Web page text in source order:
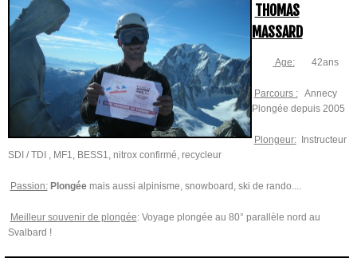
THOMAS
MASSARD
Age:42ans
Parcours :Annecy
Plongée depuis 2005
Plongeur:Instructeur
SDI / TDI , MF1, BESS1, nitrox confirmé, recycleur
Passion: Plongéemais aussi alpinisme, snowboard, ski de rando....
Meilleur souvenir de plongée: Voyage plongée au 80° parallèle nord au
Svalbard !